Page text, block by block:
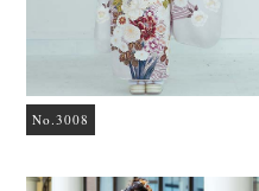
No.3008